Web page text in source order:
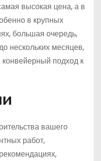
высокая цена, а в
в крупных
большая очередь,
нескольких месяцев,
подход к
вашего
работ,